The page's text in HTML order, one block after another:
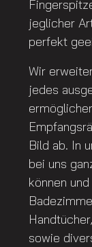
jeglicher
perfekt
Wir
jedes
Bild ab. In
bei uns
können
sowie